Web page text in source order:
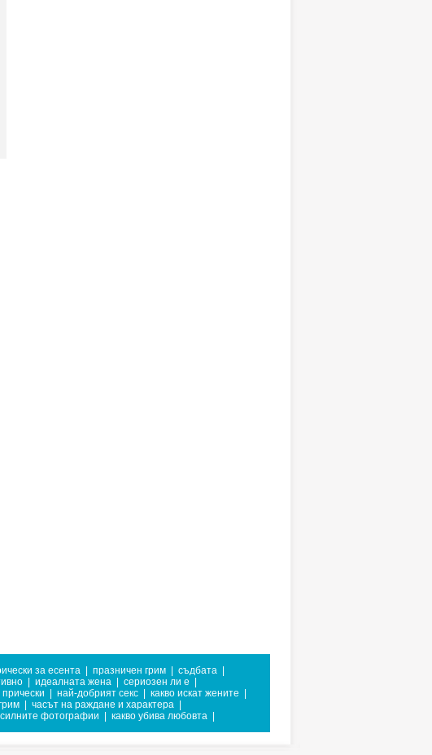
за есента празничен грим съдбата
идеалната жена сериозен ли е
най-добрият секс какво искат жените
часът на раждане и характера
фотографии какво убива любовта